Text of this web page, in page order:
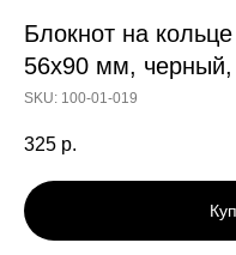
Блокнот на
56х90 мм, черный,
SKU: 100-01-019
325 р.